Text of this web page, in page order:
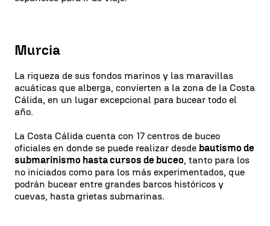
Murcia
La riqueza de sus fondos marinos y las maravillas
acuáticas que alberga, convierten a la zona de la Costa
Cálida, en un lugar excepcional para bucear todo el
año.
La Costa Cálida cuenta con 17 centros de buceo
oficiales en donde se puede realizar desde bautismo de
submarinismo hasta cursos de buceo, tanto para los
no iniciados como para los más experimentados, que
podrán bucear entre grandes barcos históricos y
cuevas, hasta grietas submarinas.